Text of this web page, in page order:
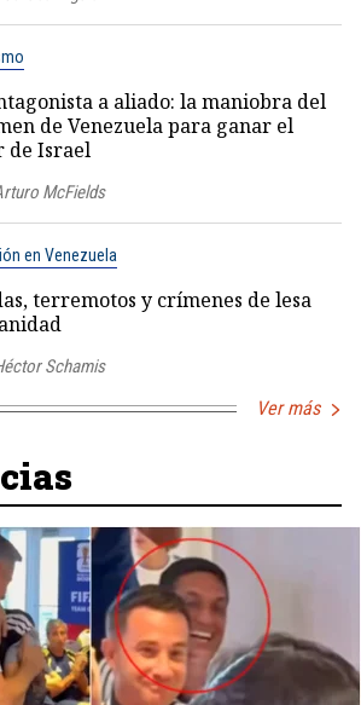
a aliado: la maniobra del
de Venezuela para ganar el
de Israel
McFields
en Venezuela
terremotos y crímenes de lesa
Schamis
Ver más